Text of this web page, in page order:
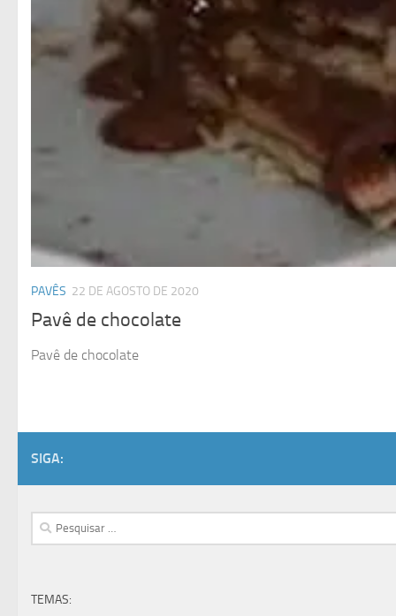
PAVÊS 22 DE AGOSTO DE 2020
Pavê de chocolate
Pavê de chocolate
SIGA:
Pesquisar
por:
TEMAS: